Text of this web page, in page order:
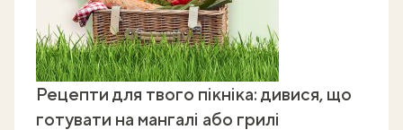
Рецепти для твого пікніка: дивися, що
готувати на мангалі або грилі